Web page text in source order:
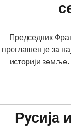
Председник
проглашен је за
историји
Русија